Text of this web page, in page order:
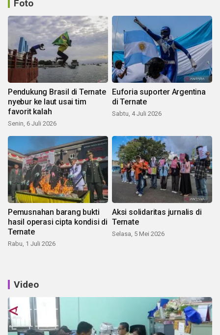
Foto
Pendukung Brasil di Ternate
nyebur ke laut usai tim
favorit kalah
Senin, 6 Juli 2026
Euforia suporter Argentina
di Ternate
Sabtu, 4 Juli 2026
Pemusnahan barang bukti
hasil operasi cipta kondisi di
Ternate
Rabu, 1 Juli 2026
Aksi solidaritas jurnalis di
Ternate
Selasa, 5 Mei 2026
Video